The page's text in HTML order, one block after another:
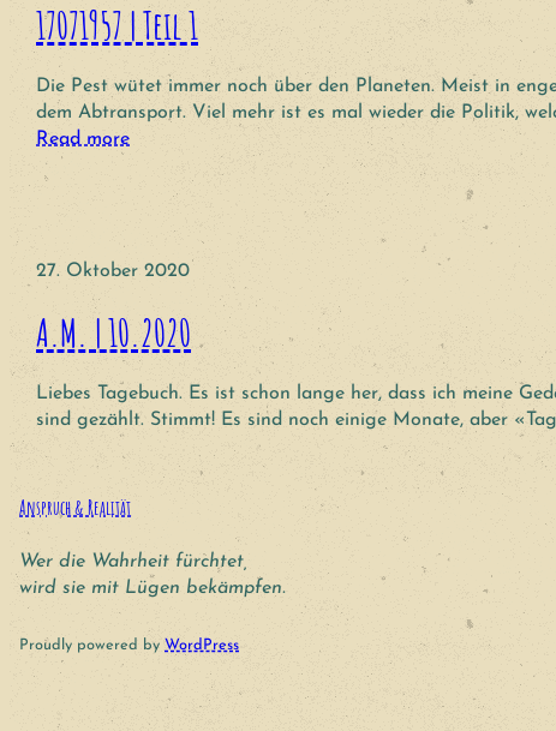
17071957 | Teil 1
Die Pest wütet immer noch über den Planeten. Meist in
dem Abtransport. Viel mehr ist es mal wieder die Politik,
Read more
27. Oktober 2020
A.M. | 10.2020
Liebes Tagebuch. Es ist schon lange her, dass ich meine
sind gezählt. Stimmt! Es sind noch einige Monate, aber
Anspruch & Realität
Wer die Wahrheit fürchtet,
wird sie mit Lügen bekämpfen.
Proudly powered by WordPress